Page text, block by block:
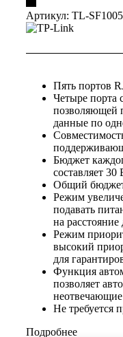
Артикул: TL-
Пять портов
Четыре порта
позволяющей
данные по
Бюджет
составляет 30
Общий бюджет
Режим
подавать
на
Режим
высокий
для
Функция
позволяет
неотвечающие
Не требуется
Подробнее